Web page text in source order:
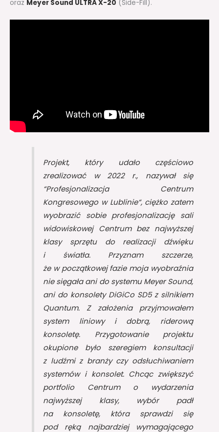
oraz Meyer Sound ULTRA X-20 (Side-Fill).
Projekt, który udało częściowo
zrealizować w 2022 r., nazywał się
“Profesjonalizacja Centrum
Kongresowego w Lublinie“, ciężko zatem
wyobrazić sobie profesjonalizację sali
widowiskowej Centrum bez najwyższej
klasy sprzętu do realizacji dźwięku
i światła. Przyznam szczerze,
że w początkowej fazie moja wyobraźnia
nie sięgała ani do systemu Meyer Sound,
ani do konsolety DiGiCo SD5 z silnikiem
Quantum. Z założenia przyjmowałem
system liniowy i dobrą, riderową
konsoletę. Przygotowanie projektu
okupione było szeregiem konsultacji
z ludźmi z branży czy odsłuchiwaniem
systemów i konsolet. Chcąc zwiększyć
portfolio Centrum o wydarzenia
najwyższej klasy, wybór padł
na konsoletę, która sprawdzi się
pod ręką najbardziej wymagającego